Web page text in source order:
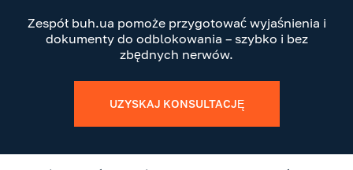
Zespół buh.ua pomoże przygotować wyjaśnienia i
dokumenty do odblokowania – szybko i bez
zbędnych nerwów.
UZYSKAJ KONSULTACJĘ